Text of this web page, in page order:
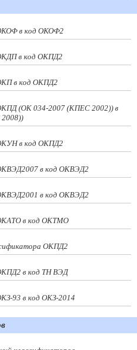
в код ОКОФ2
в код ОКПД2
в код ОКПД2
(ОК 034-2007 (КПЕС 2002)) в
в код ОКПД2
в код ОКВЭД2
в код ОКВЭД2
в код ОКТМО
ОКПД2
в код ТН ВЭД
93 в код ОКЗ-2014